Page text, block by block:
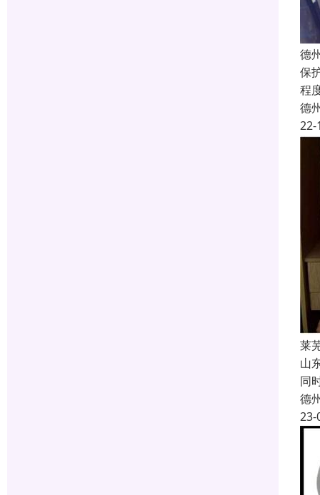
德
保
程
德
22-
莱
山
同
德
23-